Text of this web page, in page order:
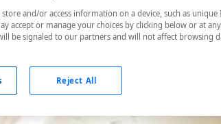
and/or access information on a device, such as unique
accept or manage your choices by clicking below or at
be signaled to our partners and will not affect browsing
Reject All